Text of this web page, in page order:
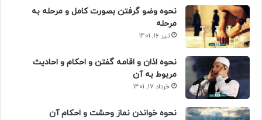
نحوه وضو گرفتن بصورت کامل و مرحله به
مرحله
تیر 16, 1401
نحوه اذان و اقامه گفتن و احکام و احادیث
مربوط به آن
خرداد 17, 1401
نحوه خواندن نماز وحشت و احکام آن